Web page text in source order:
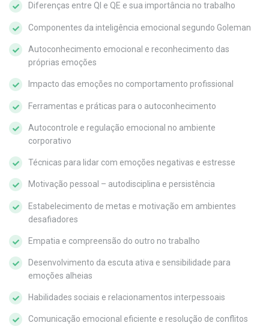
Diferenças entre QI e QE e sua importância no trabalho
Componentes da inteligência emocional segundo Goleman
Autoconhecimento emocional e reconhecimento das
próprias emoções
Impacto das emoções no comportamento profissional
Ferramentas e práticas para o autoconhecimento
Autocontrole e regulação emocional no ambiente
corporativo
Técnicas para lidar com emoções negativas e estresse
Motivação pessoal – autodisciplina e persistência
Estabelecimento de metas e motivação em ambientes
desafiadores
Empatia e compreensão do outro no trabalho
Desenvolvimento da escuta ativa e sensibilidade para
emoções alheias
Habilidades sociais e relacionamentos interpessoais
Comunicação emocional eficiente e resolução de conflitos